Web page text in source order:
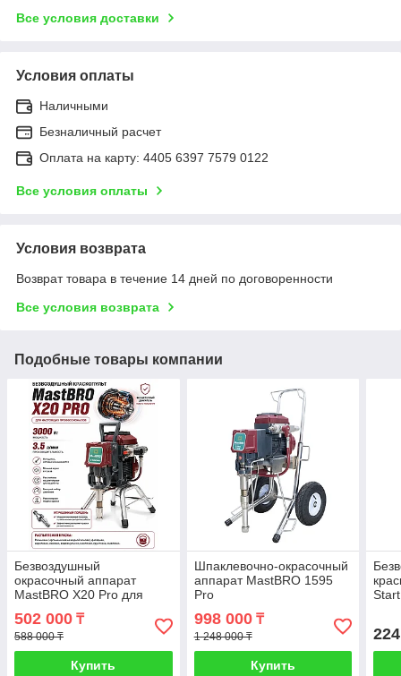
Все условия доставки
Условия оплаты
Наличными
Безналичный расчет
Оплата на карту: 4405 6397 7579 0122
Все условия оплаты
Условия возврата
Возврат товара в течение 14 дней по договоренности
Все условия возврата
Подобные товары компании
Безвоздушный
окрасочный аппарат
MastBRO X20 Pro для
красок любой вязкости
502 000 ₸
588 000 ₸
Купить
Шпаклевочно-окрасочный
аппарат MastBRO 1595
Pro
998 000₸
1 248 000 ₸
Купить